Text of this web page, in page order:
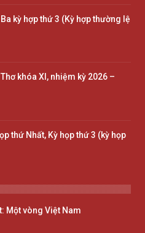
kỳ hợp thứ 3 (Kỳ hợp thường lệ
Thơ khóa XI, nhiệm kỳ 2026 –
thứ Nhất, Kỳ họp thứ 3 (kỳ họp
Một vòng Việt Nam